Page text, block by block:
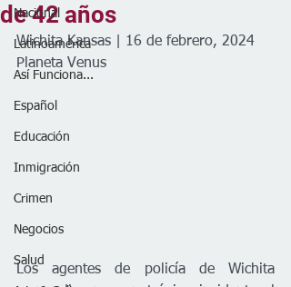
Nacional
Latinoamérica
Así Funciona...
Español
Educación
Inmigración
Crimen
Negocios
Salud
de 42 años
Wichita Kansas | 16 de febrero, 2024
Planeta Venus
Los agentes de policía de Wichita